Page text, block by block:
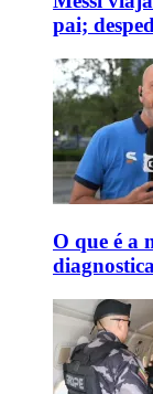
pai;
O que é a